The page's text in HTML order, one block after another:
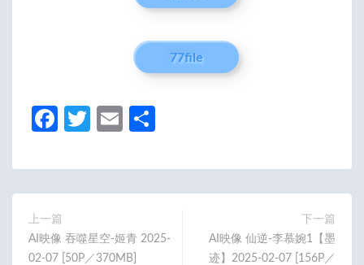
77file
Fa
b
o
o
k
T
itt
er
E
ail
上一篇
AI映像 吞噬星空-姬青 2025-
02-07 [50P／370MB]
下一篇
AI映像 仙逆-李慕婉1【墨
迹】2025-02-07 [156P／